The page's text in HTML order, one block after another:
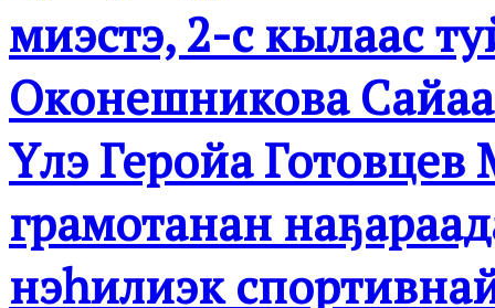
миэстэ, 2-с кылаас
Оконешникова
Үлэ Геройа
грамотанан
нэһилиэк